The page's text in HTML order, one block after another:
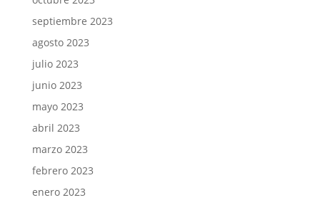
septiembre 2023
agosto 2023
julio 2023
junio 2023
mayo 2023
abril 2023
marzo 2023
febrero 2023
enero 2023